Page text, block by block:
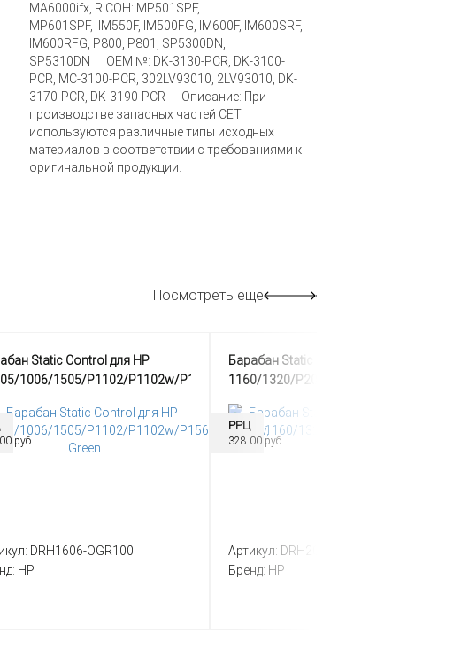
MA6000ifx, RICOH: MP501SPF,
MP601SPF, IM550F, IM500FG, IM600F, IM600SRF,
IM600RFG, P800, P801, SP5300DN,
SP5310DN OEM №: DK-3130-PCR, DK-3100-
PCR, MC-3100-PCR, 302LV93010, 2LV93010, DK-
3170-PCR, DK-3190-PCR Описание: При
производстве запасных частей CET
используются различные типы исходных
материалов в соответствии с требованиями к
оригинальной продукции.
Посмотреть еще
руб.
Static Control для HP
1006/1505/P1102/P1102w/P1566/P1606w,
DRH1606-OGR100
HP
РРЦ
328.00 руб.
Барабан Static Control для HP LJ
1160/1320/P2015, Green
Артикул: DRH2015-ORG100
Бренд: HP